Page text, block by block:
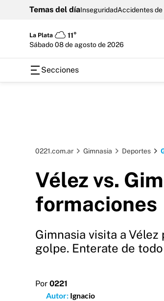
Temas del díaInseguridadAccidentes
La Plata
11°
sábado 08 de agosto de 2026
Secciones
0221.com.ar Gimnasia Deportes
Vélez vs.
formaciones
Gimnasia visita a
golpe. Enterate de todo
Por 0221
Autor: Ignacio